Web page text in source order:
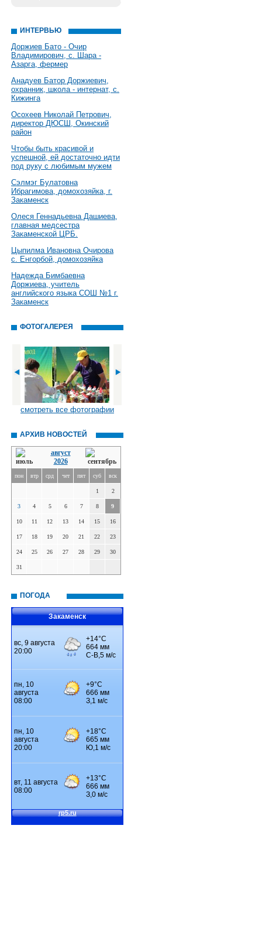
ИНТЕРВЬЮ
Доржиев Бато - Очир
Владимирович, с. Шара -
Азарга, фермер
Анадуев Батор Доржиевич,
охранник, школа - интернат, с.
Кижинга
Осохеев Николай Петрович,
директор ДЮСШ, Окинский
район
Чтобы быть красивой и
успешной, ей достаточно идти
под руку с любимым мужем
Сэлмэг Булатовна
Ибрагимова, домохозяйка, г.
Закаменск
Олеся Геннадьевна Дашиева,
главная медсестра
Закаменской ЦРБ.
Цыпилма Ивановна Очирова
с. Енгорбой, домохозяйка
Надежда Бимбаевна
Доржиева, учитель
английского языка СОШ №1 г.
Закаменск
ФОТОГАЛЕРЕЯ
смотреть все фотографии
АРХИВ НОВОСТЕЙ
август
2026
пон втр срд чет пят суб вск
1 2
3 4 5 6 7 8 9
10 11 12 13 14 15 16
17 18 19 20 21 22 23
24 25 26 27 28 29 30
31
ПОГОДА
Закаменск